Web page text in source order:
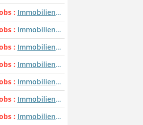
Immobilienmakler / Immobilienmaklerin
Immobilienmakler / Immobilienmaklerin
Immobilienmakler / Immobilienmaklerin
Immobilienmakler / Immobilienmaklerin
Immobilienmakler / Immobilienmaklerin
Immobilienmakler / Immobilienmaklerin
Immobilienmakler / Immobilienmaklerin